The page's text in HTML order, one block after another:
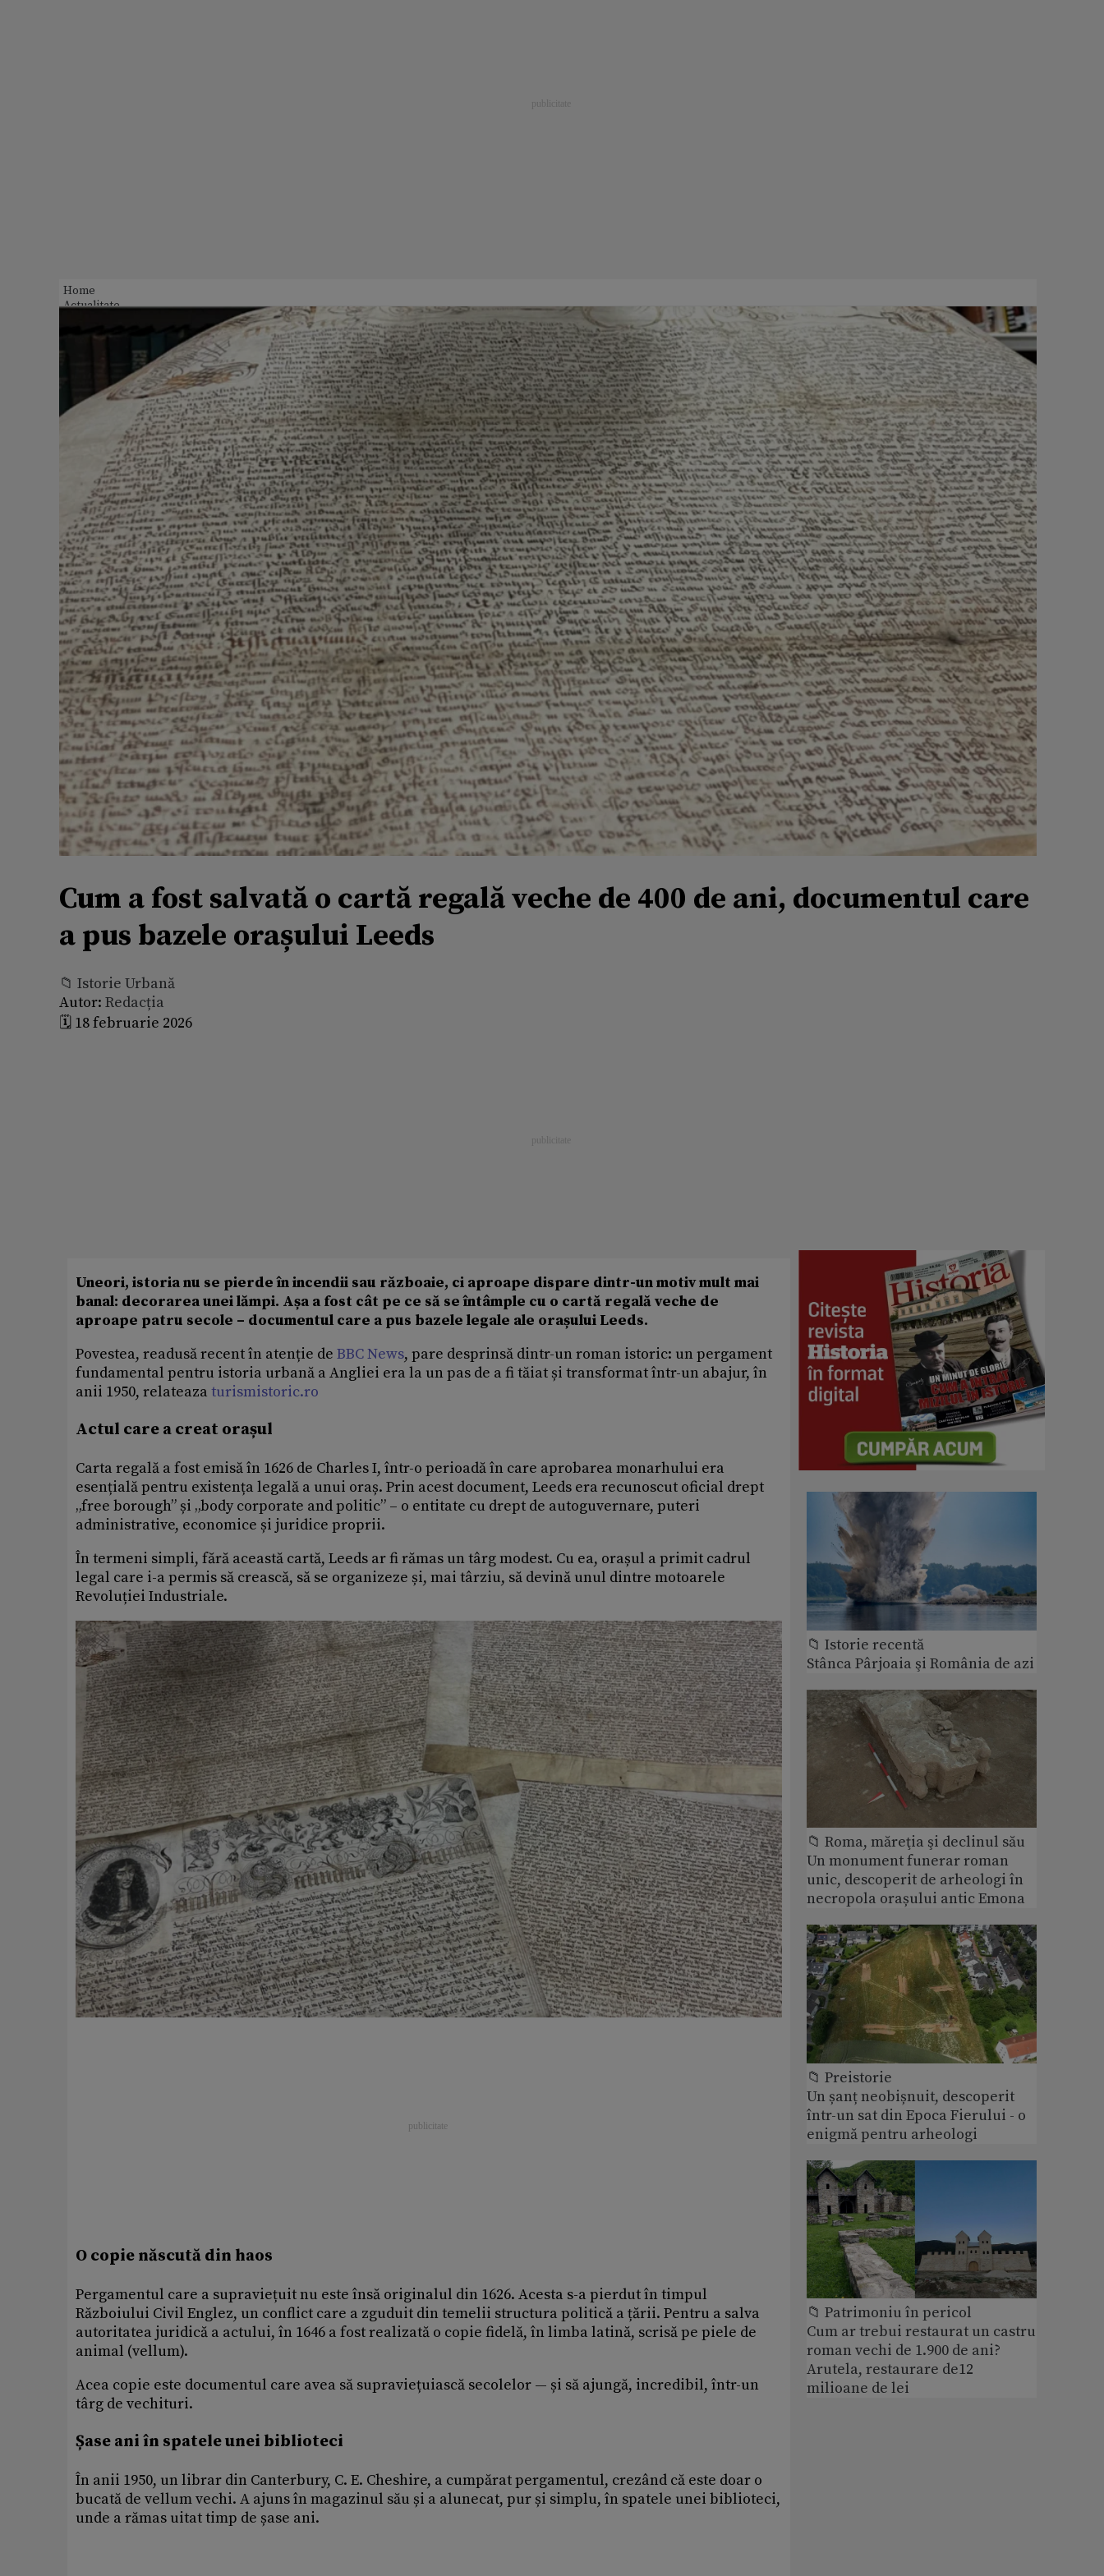
Home
Actualitate
Cum a fost salvată o cartă regală veche de 400 de ani, documentul care
a pus bazele orașului Leeds
📁 Istorie Urbană
Autor: Redacția
🗓️ 18 februarie 2026
Uneori, istoria nu se pierde în incendii sau războaie, ci aproape dispare dintr-un motiv mult mai
banal: decorarea unei lămpi. Așa a fost cât pe ce să se întâmple cu o cartă regală veche de
aproape patru secole – documentul care a pus bazele legale ale orașului Leeds.
Povestea, readusă recent în atenție de BBC News, pare desprinsă dintr-un roman istoric: un pergament
fundamental pentru istoria urbană a Angliei era la un pas de a fi tăiat și transformat într-un abajur, în
anii 1950, relateaza turismistoric.ro
Actul care a creat orașul
Carta regală a fost emisă în 1626 de Charles I, într-o perioadă în care aprobarea monarhului era
esențială pentru existența legală a unui oraș. Prin acest document, Leeds era recunoscut oficial drept
„free borough” și „body corporate and politic” – o entitate cu drept de autoguvernare, puteri
administrative, economice și juridice proprii.
În termeni simpli, fără această cartă, Leeds ar fi rămas un târg modest. Cu ea, orașul a primit cadrul
legal care i-a permis să crească, să se organizeze și, mai târziu, să devină unul dintre motoarele
Revoluției Industriale.
O copie născută din haos
Pergamentul care a supraviețuit nu este însă originalul din 1626. Acesta s-a pierdut în timpul
Războiului Civil Englez, un conflict care a zguduit din temelii structura politică a țării. Pentru a salva
autoritatea juridică a actului, în 1646 a fost realizată o copie fidelă, în limba latină, scrisă pe piele de
animal (vellum).
Acea copie este documentul care avea să supraviețuiască secolelor — și să ajungă, incredibil, într-un
târg de vechituri.
Șase ani în spatele unei biblioteci
În anii 1950, un librar din Canterbury, C. E. Cheshire, a cumpărat pergamentul, crezând că este doar o
bucată de vellum vechi. A ajuns în magazinul său și a alunecat, pur și simplu, în spatele unei biblioteci,
unde a rămas uitat timp de șase ani.
📁 Istorie recentă
Stânca Pârjoaia şi România de azi
📁 Roma, măreţia şi declinul său
Un monument funerar roman
unic, descoperit de arheologi în
necropola orașului antic Emona
📁 Preistorie
Un șanț neobișnuit, descoperit
într-un sat din Epoca Fierului - o
enigmă pentru arheologi
📁 Patrimoniu în pericol
Cum ar trebui restaurat un castru
roman vechi de 1.900 de ani?
Arutela, restaurare de12
milioane de lei